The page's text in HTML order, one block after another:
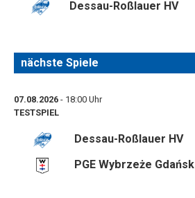
Dessau-Roßlauer HV
nächste Spiele
07.08.2026 - 18:00 Uhr
TESTSPIEL
Dessau-Roßlauer HV
PGE Wybrzeże Gdańsk